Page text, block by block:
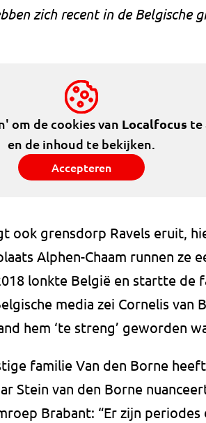
zich recent in de Belgische
om de cookies van Localfocus te
en de inhoud te bekijken.
Accepteren
ook grensdorp Ravels eruit,
Alphen-Chaam runnen ze
lonkte België en startte de
media zei Cornelis van
hem ‘te streng’ geworden
familie Van den Borne
Stein van den Borne
Brabant: “Er zijn periodes